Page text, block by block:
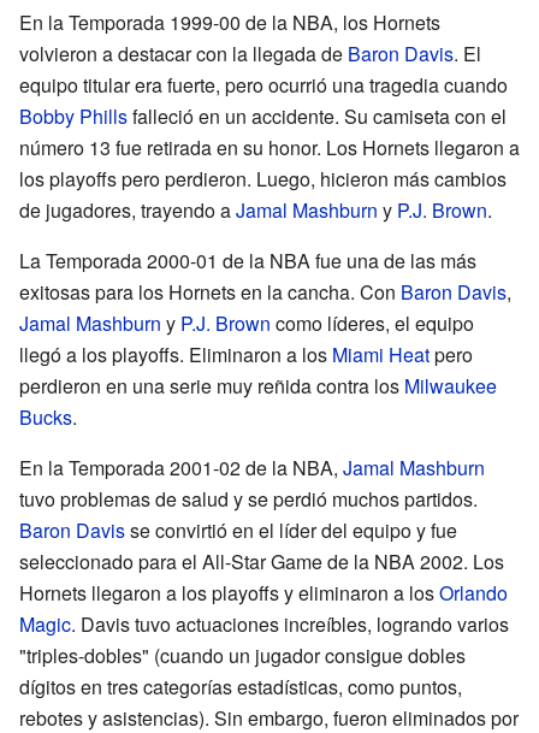
En la Temporada 1999-00 de la NBA, los Hornets
volvieron a destacar con la llegada de Baron Davis. El
equipo titular era fuerte, pero ocurrió una tragedia cuando
Bobby Phillsfalleció en un accidente. Su camiseta con el
número 13 fue retirada en su honor. Los Hornets llegaron a
los playoffs pero perdieron. Luego, hicieron más cambios
de jugadores, trayendo aJamal Mashburn y P.J. Brown.
La Temporada 2000-01 de la NBA fue una de las más
exitosas para los Hornets en la cancha. Con Baron Davis,
Jamal Mashburn y P.J. Brown como líderes, el equipo
llegó a los playoffs. Eliminaron a los Miami Heatpero
perdieron en una serie muy reñida contra los Milwaukee
Bucks.
En la Temporada 2001-02 de la NBA, Jamal Mashburn
tuvo problemas de salud y se perdió muchos partidos.
Baron Davisse convirtió en el líder del equipo y fue
seleccionado para el All-Star Game de la NBA 2002. Los
Hornets llegaron a los playoffs y eliminaron a losOrlando
Magic. Davis tuvo actuaciones increíbles, logrando varios
"triples-dobles" (cuando un jugador consigue dobles
dígitos en tres categorías estadísticas, como puntos,
rebotes y asistencias). Sin embargo, fueron eliminados por